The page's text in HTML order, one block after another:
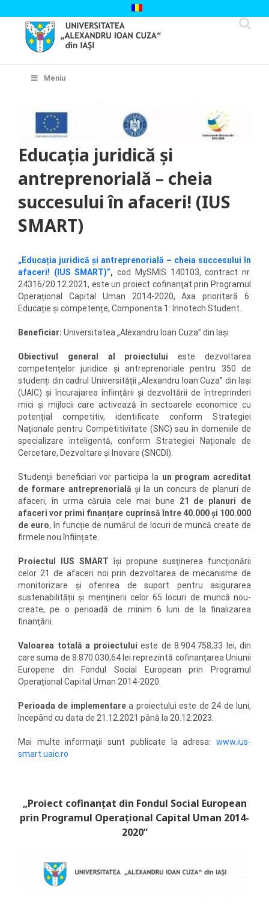
to
content
Meniu
Educația juridică și
antreprenorială – cheia
succesului în afaceri! (IUS
SMART)
„Educația juridică și antreprenorială – cheia succesului în
afaceri! (IUS SMART)”, cod MySMIS 140103, contract nr.
24316/20.12.2021, este un proiect cofinanţat prin Programul
Operațional Capital Uman 2014-2020, Axa prioritară 6:
Educație și competențe, Componenta 1: Innotech Student.
Beneficiar: Universitatea „Alexandru Ioan Cuza” din Iași
Obiectivul general al proiectuluieste dezvoltarea
competenţelor juridice și antreprenoriale pentru 350 de
studenți din cadrul Universității „Alexandru Ioan Cuza” din Iași
(UAIC) și încurajarea înființării și dezvoltării de întreprinderi
mici și mijlocii care activează în sectoarele economice cu
potențial competitiv, identificate conform Strategiei
Naționale pentru Competitivitate (SNC) sau în domeniile de
specializare inteligentă, conform Strategiei Naționale de
Cercetare, Dezvoltare și Inovare (SNCDI).
Studenții beneficiari vor participa la un programacreditat
de formare antreprenorială și la un concurs de planuri de
afaceri, în urma căruia cele mai bune 21 de planuri de
afaceri vor primi finanțare cuprinsă între 40.000 și 100.000
de euro, în funcție de numărul de locuri de muncă create de
firmele nou înființate.
Proiectul IUS SMART își propune susţinerea funcţionării
celor 21 de afaceri noi prin dezvoltarea de mecanisme de
monitorizare şi oferirea de suport pentru asigurarea
sustenabilității şi menţinerii celor 65 locuri de muncă nou-
create, pe o perioadă de minim 6 luni de la finalizarea
finanţării.
Valoarea totală a proiectului este de 8.904.758,33 lei, din
care suma de 8.870.030,64 lei reprezintă cofinanţarea Uniunii
Europene din Fondul Social European prin Programul
Operațional Capital Uman 2014-2020.
Perioada de implementarea proiectului este de 24 de luni,
începând cu data de 21.12.2021 până la 20.12.2023.
Mai multe informații sunt publicate la adresa: www.ius-
smart.uaic.ro
„Proiect cofinanţat din Fondul Social European
prin Programul Operațional Capital Uman 2014-
2020”